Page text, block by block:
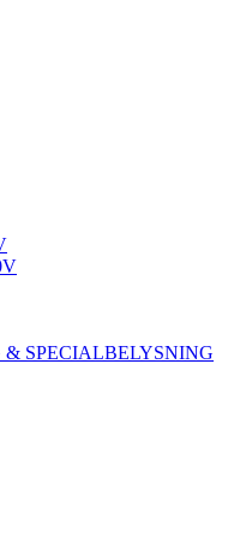
SPECIALBELYSNING